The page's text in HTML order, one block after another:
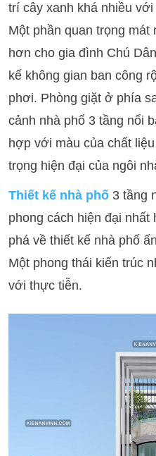
trí cây xanh khá nhiều
Một phần quan trọng
hơn cho gia đình Chú
kế không gian ban công
phơi. Phòng giặt ở phía
cảnh nhà phố 3 tầng nổi
hợp với màu của chất
trọng hiện đại của ngôi
Thiết kế nhà phố 3 tầng
phong cách hiện đại nhất
phá về thiết kế nhà phố
Một phong thái kiến trúc
với thực tiễn.